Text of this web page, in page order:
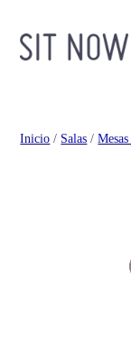
Inicio / Salas /